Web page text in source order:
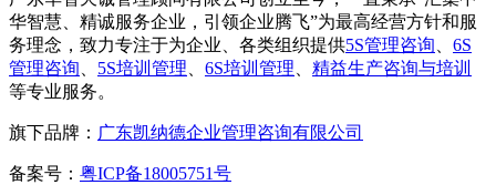
华智慧、精诚服务企业，引领企业腾飞”为最高经营方针和服
务理念，致力专注于为企业、各类组织提供5S管理咨询、 6S
管理咨询、 5S培训管理、 6S培训管理、 精益生产咨询与培训
等专业服务。
旗下品牌： 广东凯纳德企业管理咨询有限公司
备案号： 粤ICP备18005751号